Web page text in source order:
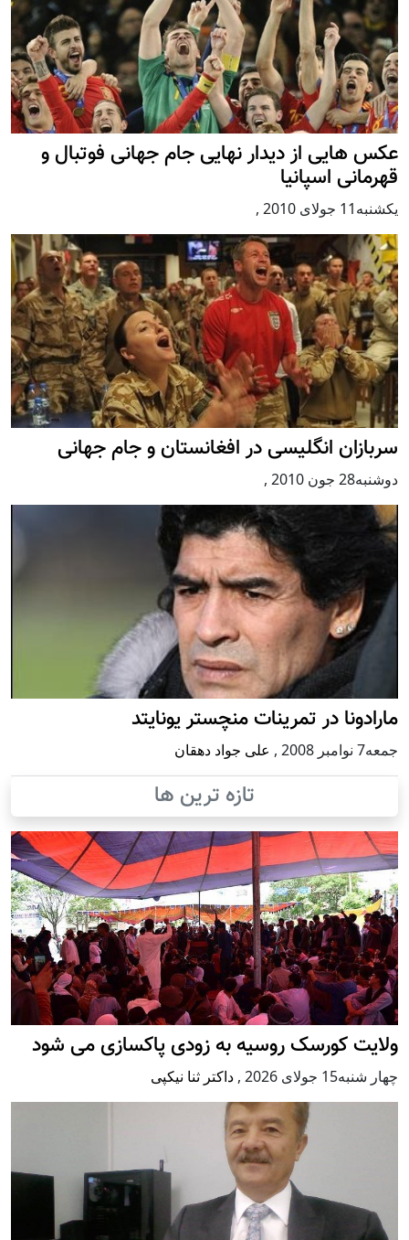
عکس هایی از دیدار نهایی جام جهانی فوتبال و
قهرمانی اسپانیا
يكشنبه11 جولای 2010 ,
سربازان انگلیسی در افغانستان و جام جهانی
دوشنبه28 جون 2010 ,
مارادونا در تمرینات منچستر یونایتد
جمعه7 نوامبر 2008 , علی جواد دهقان
تازه ترین ها
ولایت کورسک روسیه به زودی پاکسازی می شود
چهار شنبه15 جولای 2026 , داکتر ثنا نیکپی